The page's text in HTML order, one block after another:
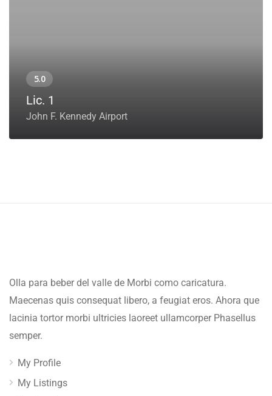
Lic. 1
John F. Kennedy Airport
Olla para beber del valle de Morbi como caricatura.
Maecenas quis consequat libero, a feugiat eros. Ahora que
lacinia tortor morbi ultricies laoreet ullamcorper Phasellus
semper.
My Profile
My Listings